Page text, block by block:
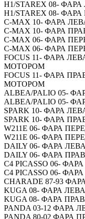
H1/STAREX 08-
H1/STAREX 08-
C-MAX 10- ФАРА
C-MAX 10- ФАРА
C-MAX 06- ФАРА
C-MAX 06- ФАРА
FOCUS 11- ФАРА
МОТОРОМ
FOCUS 11- ФАРА
МОТОРОМ
ALBEA/PALIO 05-
ALBEA/PALIO 05-
SPARK 10- ФАРА
SPARK 10- ФАРА
W211E 06- ФАРА
W211E 06- ФАРА
DAILY 06- ФАРА
DAILY 06- ФАРА
C4 PICASSO 06-
C4 PICASSO 06-
CHARADE 87-93
KUGA 08- ФАРА
KUGA 08- ФАРА
PANDA 03-12 ФАРА
PANDA 80-02